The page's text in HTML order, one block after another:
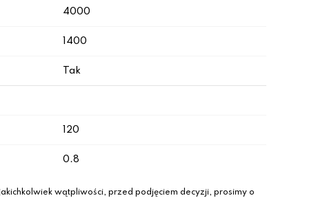
4000
1400
Tak
120
0.8
wątpliwości, przed podjęciem decyzji, prosimy o